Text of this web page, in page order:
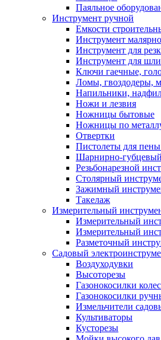
Паяльное
Инструмент ручной
Емкости
Инструмент
Инструмент для
Инструмент для
Ключи гаечные,
Ломы, гвоздодеры,
Напильники,
Ножи и лезвия
Ножницы бытовые
Ножницы по
Отвертки
Пистолеты для пены
Шарнирно-
Резьбонарезной
Столярный
Зажимный
Такелаж
Измерительный
Измерительный
Измерительный
Разметочный
Садовый
Воздуходувки
Высоторезы
Газонокосилки
Газонокосилки
Измельчители
Культиваторы
Кусторезы